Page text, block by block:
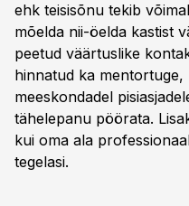
ehk teisisõnu tekib
mõelda nii-öelda kastist
peetud väärtuslike
hinnatud ka mentortuge,
meeskondadel
tähelepanu pöörata.
kui oma ala
tegelasi.